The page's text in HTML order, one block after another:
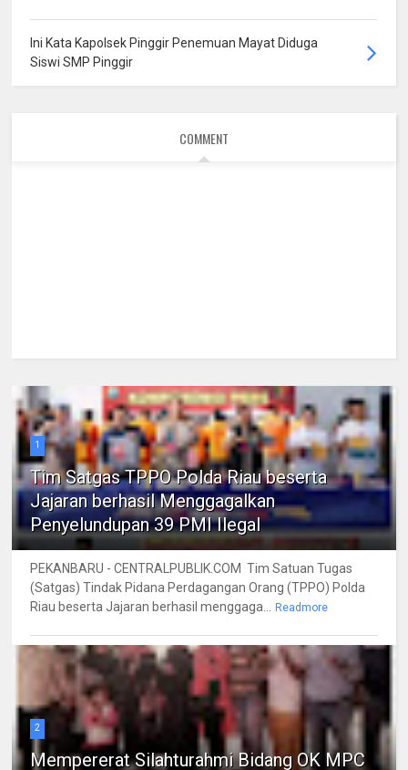
Ini Kata Kapolsek Pinggir Penemuan Mayat Diduga
Siswi SMP Pinggir
COMMENT
1
Tim Satgas TPPO Polda Riau beserta
Jajaran berhasil Menggagalkan
Penyelundupan 39 PMI Ilegal
PEKANBARU - CENTRALPUBLIK.COM Tim Satuan Tugas
(Satgas) Tindak Pidana Perdagangan Orang (TPPO) Polda
Riau beserta Jajaran berhasil menggaga...
Readmore
2
Mempererat Silahturahmi Bidang OK MPC